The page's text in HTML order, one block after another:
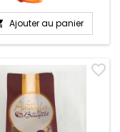
Ajouter au panier
favorite_border